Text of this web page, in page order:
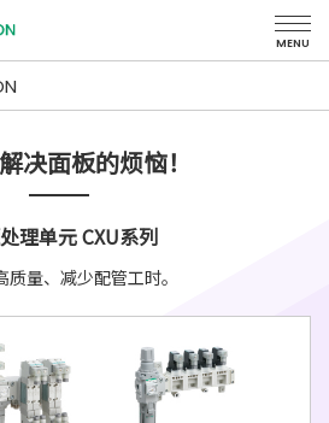
MENU
决面板的烦恼！
理单元 CXU系列
量、减少配管工时。